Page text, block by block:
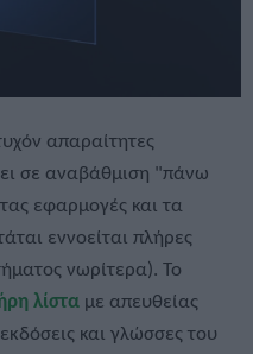
απαραίτητες
σε αναβάθμιση "πάνω
εφαρμογές και τα
εννοείται πλήρες
νωρίτερα). Το
λίστα με απευθείας
και γλώσσες του